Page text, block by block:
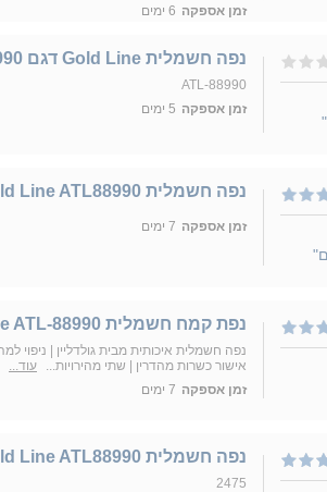
זמן אספקה 6 ימים
נפה חשמלית Gold Line דגם ATL-88990
ATL-88990
זמן אספקה 5 ימים
‏נפה חשמלית Gold Line ATL88990 גולד ליין
זמן אספקה 7 ימים
נפת קמח חשמלית Gold Line ATL-88990
נפה חשמלית איכותית מבית גולדליין | ניפוי
אישור כשרות מהדרין | שתי מהירויות...
עוד...
זמן אספקה 7 ימים
נפה חשמלית Gold Line ATL88990 גולד ליין
2475